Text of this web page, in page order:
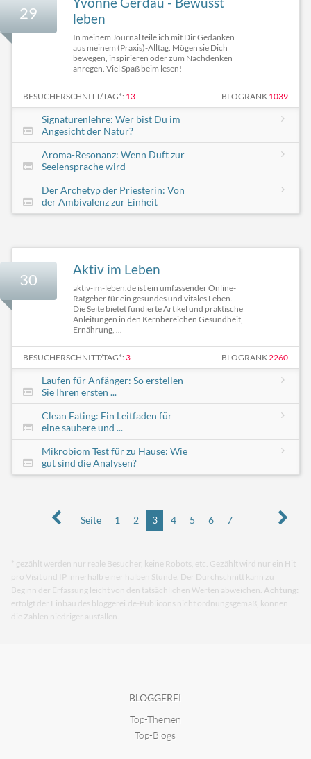
29
leben
In meinem Journal teile ich mit Dir Gedanken
aus meinem (Praxis)-Alltag. Mögen sie Dich
bewegen, inspirieren oder zum Nachdenken
anregen. Viel Spaß beim lesen!
BESUCHERSCHNITT/TAG*: 13 BLOGRANK 1039
Signaturenlehre: Wer bist Du im
Angesicht der Natur? ​
Aroma-Resonanz: Wenn Duft zur
Seelensprache wird
Der Archetyp der Priesterin: Von
der Ambivalenz zur Einheit
30
Aktiv im Leben
aktiv-im-leben.de ist ein umfassender Online-
Ratgeber für ein gesundes und vitales Leben.
Die Seite bietet fundierte Artikel und praktische
Anleitungen in den Kernbereichen Gesundheit,
Ernährung, ...
BESUCHERSCHNITT/TAG*: 3 BLOGRANK 2260
Laufen für Anfänger: So erstellen
Sie Ihren ersten ...
Clean Eating: Ein Leitfaden für
eine saubere und ...
Mikrobiom Test für zu Hause: Wie
gut sind die Analysen?
Seite 1 2 3 4 5 6 7
* gezählt werden nur reale Besucher, keine Robots, etc. Gezählt wird nur ein Hit
pro Visit und IP innerhalb einer halben Stunde. Der Durchschnitt kann zu
Beginn der Erfassung leicht von den tatsächlichen Werten abweichen. Achtung:
erfolgt der Einbau des bloggerei.de-Publicons nicht ordnungsgemäß, können
die Zahlen niedriger ausfallen.
BLOGGEREI
Top-Themen
Top-Blogs